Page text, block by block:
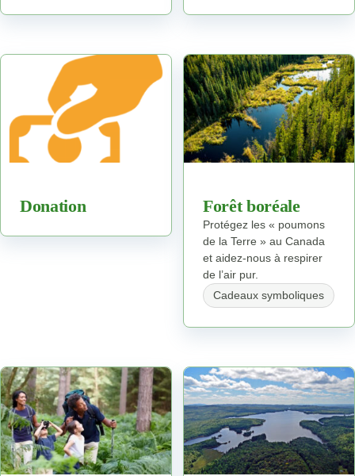
Donation Forêt boréale
Protégez les « poumons
de la Terre » au Canada
et aidez-nous à respirer
de l’air pur.
Cadeaux symboliques